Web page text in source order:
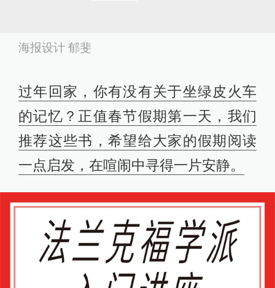
海报设计 郁斐
过年回家，你有没有关于坐绿皮火车
的记忆？正值春节假期第一天，我们
推荐这些书，希望给大家的假期阅读
一点启发，在喧闹中寻得一片安静。